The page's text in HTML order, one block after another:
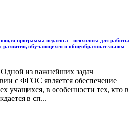
программа педагога - психолога для работы
развития, обучающихся в общеобразовательном
Одной из важнейших задач
с ФГОС является обеспечение
учащихся, в особенности тех, кто в
в сп...